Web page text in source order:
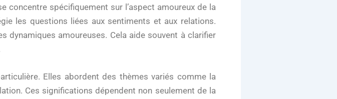
concentre spécifiquement sur l’aspect amoureux de la
les questions liées aux sentiments et aux relations.
amoureuses. Cela aide souvent à clarifier
Elles abordent des thèmes variés comme la
Ces significations dépendent non seulement de la